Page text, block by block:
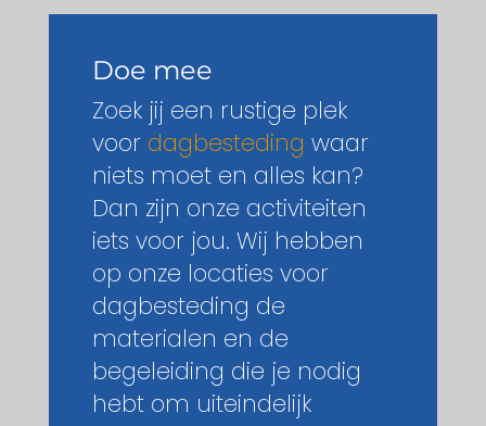
Doe mee
Zoek jij een rustige plek
voor dagbesteding waar
niets moet en alles kan?
Dan zijn onze activiteiten
iets voor jou. Wij hebben
op onze locaties voor
dagbesteding de
materialen en de
begeleiding die je nodig
hebt om uiteindelijk